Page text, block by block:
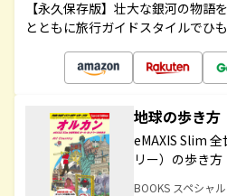
【永久保存版】壮大な銀河の物語
とともに旅行ガイドスタイルでひ
地球の歩き
eMAXIS Slim
リー）の歩き方
BOOKS スペシャ